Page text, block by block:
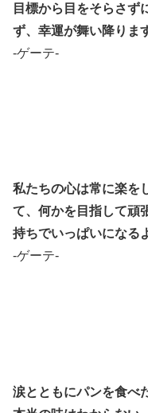
目標から目をそらさず
ず、幸運が舞い降りま
-ゲーテ-
私たちの心は常に楽を
て、何かを目指して頑
持ちでいっぱいになる
-ゲーテ-
涙とともにパンを食べ